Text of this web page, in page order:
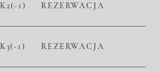
K2(-1) REZERWACJA
K3(-1) REZERWACJA